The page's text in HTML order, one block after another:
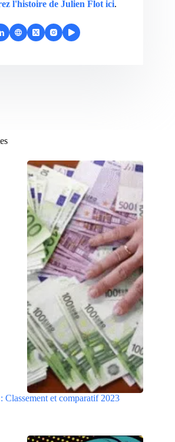
l'histoire de Julien Flot ici.
Classement et comparatif 2023